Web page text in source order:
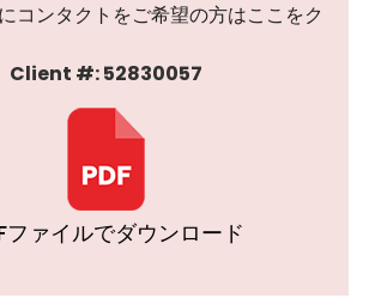
コンタクトをご希望の方はここをク
Client #: 52830057
ファイルでダウンロード